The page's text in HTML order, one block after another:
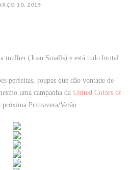
10, 2015
mulher (Joan Smalls) e está tudo brutal.
perfeitas, roupas que dão vontade de
uma campanha da United Colors of
Primavera/Verão.